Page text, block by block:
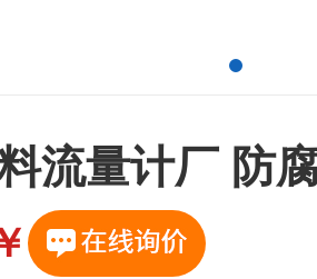
流量计厂 防